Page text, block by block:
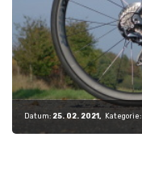
Datum: 25. 02. 2021 Kategorie: